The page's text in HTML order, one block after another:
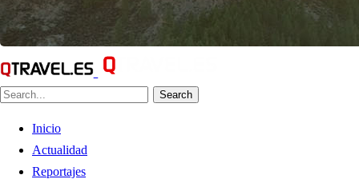
Search
Inicio
Actualidad
Reportajes